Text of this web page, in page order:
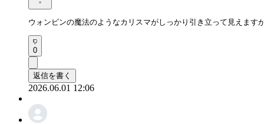
ウォンビンの魔法のようなカリスマがしっかり引き立って見えま
0
返信を書く
2026.06.01 12:06